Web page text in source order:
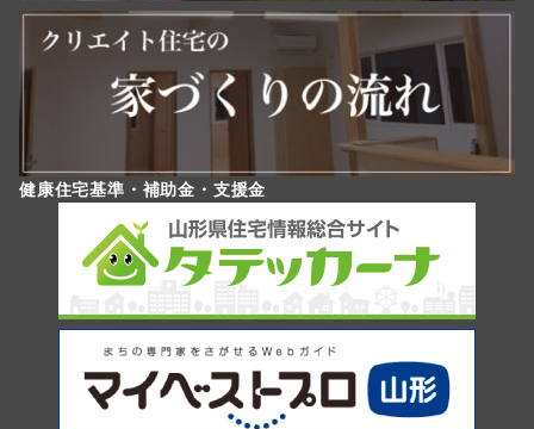
健康住宅基準・補助金・支援金